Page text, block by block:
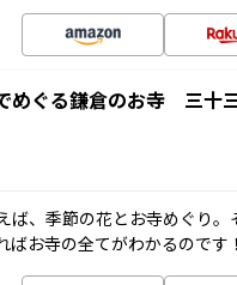
めぐる鎌倉のお寺 三十
ば、季節の花とお寺めぐり
ばお寺の全てがわかるのです！